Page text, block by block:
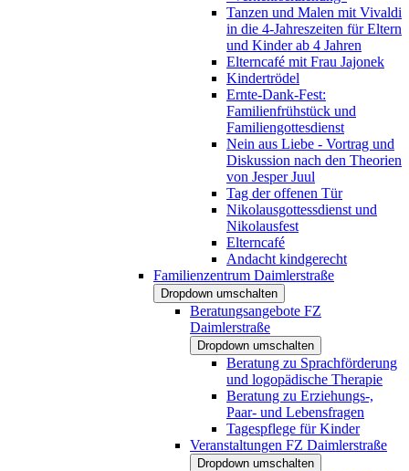
Tanzen und Malen mit Vivaldi
in die 4-Jahreszeiten für Eltern
und Kinder ab 4 Jahren
Elterncafé mit Frau Jajonek
Kindertrödel
Ernte-Dank-Fest:
Familienfrühstück und
Familiengottesdienst
Nein aus Liebe - Vortrag und
Diskussion nach den Theorien
von Jesper Juul
Tag der offenen Tür
Nikolausgottessdienst und
Nikolausfest
Elterncafé
Andacht kindgerecht
Familienzentrum Daimlerstraße
Dropdown umschalten
Beratungsangebote FZ
Daimlerstraße
Dropdown umschalten
Beratung zu Sprachförderung
und logopädische Therapie
Beratung zu Erziehungs-,
Paar- und Lebensfragen
Tagespflege für Kinder
Veranstaltungen FZ Daimlerstraße
Dropdown umschalten